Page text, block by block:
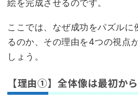
絵を完成させるのです。
ここでは、なぜ成功をパズルに
るのか、その理由を4つの視点
しょう。
【理由①】全体像は最初か